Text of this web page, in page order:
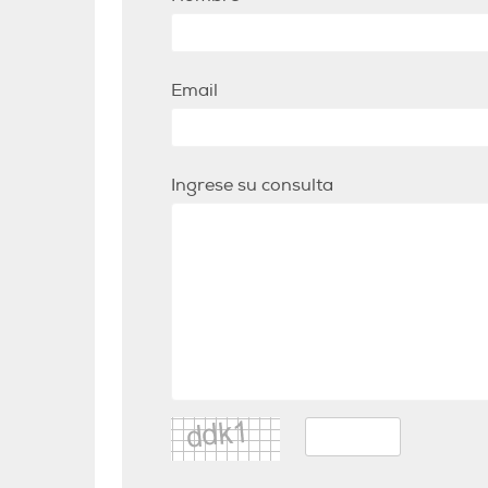
Email
Ingrese su consulta